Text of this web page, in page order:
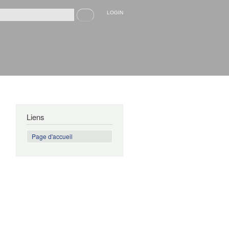
de recherche
Recherche LOGIN
Liens
Page d'accueil